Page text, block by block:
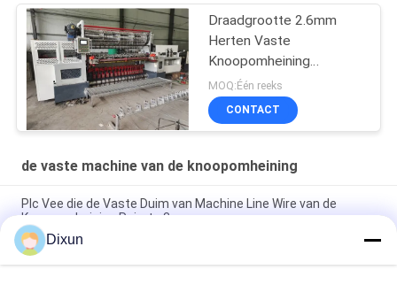
Draadgrootte 2.6mm
Herten Vaste
Knoopomheining
Machine Tensile
Strength 850n
MOQ:Één reeks
CONTACT
de vaste machine van de knoopomheining
Plc Vee die de Vaste Duim van Machine Line Wire van de
Knoopomheining Ruimte 3 weven
De vaste Omheining Machine Weave Speed van de
Knoopweide 25 Keer per Min
Dixun